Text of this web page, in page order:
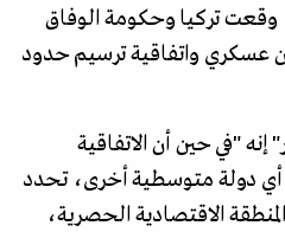
تشرين الثاني 2020، وقعت تركيا وحكومة الوفاق
عسكري واتفاقية ترسيم حدود
"في حين أن الاتفاقية
أي دولة متوسطية أخرى، تحدد
الاقتصادية الحصرية،